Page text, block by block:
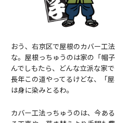
おう、右京区で屋根のカバー工
な。屋根っちゅうのは家の「帽
んでしもたら、どんな立派な家
長年この道やってるけどな、「
は身に染みとるわ。
カバー工法っちゅうのは、今あ